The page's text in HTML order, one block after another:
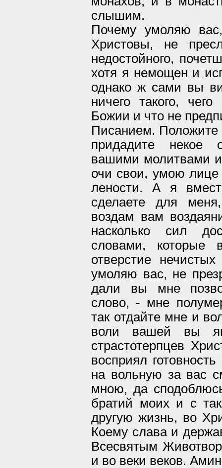
слышим.
Почему умоляю
Христовы, не
недостойного,
хотя я немощен и
однако ж сами вы
ничего такого,
Божии и что не
Писанием.
придадите некое
вашими молитвами и
очи свои, умою лице
лености. А я
сделаете для
воздам вам
насколько сил
словами, которые
отверстие
умоляю вас, не
дали вы мне
слово, - мне
так отдайте мне и
воли вашей вы
страстотерпцев
восприял
на вольную за вас
мною, да
братий моих и с
другую жизнь, во
Коему слава и
Всесвятым
и во веки веков.